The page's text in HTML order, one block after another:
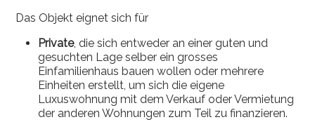
Das Objekt eignet sich für
Private, die sich entweder an einer guten und
gesuchten Lage selber ein grosses
Einfamilienhaus bauen wollen oder mehrere
Einheiten erstellt, um sich die eigene
Luxuswohnung mit dem Verkauf oder Vermietung
der anderen Wohnungen zum Teil zu finanzieren.